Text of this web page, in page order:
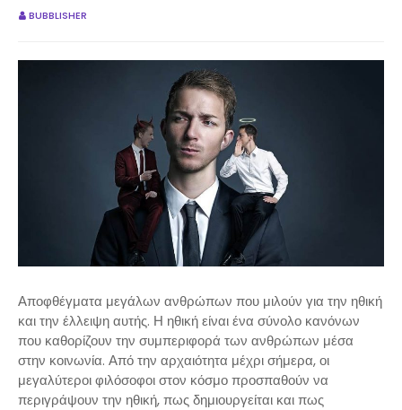
BUBBLISHER
Αποφθέγματα μεγάλων ανθρώπων που μιλούν για την ηθική
και την έλλειψη αυτής. Η ηθική είναι ένα σύνολο κανόνων
που καθορίζουν την συμπεριφορά των ανθρώπων μέσα
στην κοινωνία. Από την αρχαιότητα μέχρι σήμερα, οι
μεγαλύτεροι φιλόσοφοι στον κόσμο προσπαθούν να
περιγράψουν την ηθική, πως δημιουργείται και πως